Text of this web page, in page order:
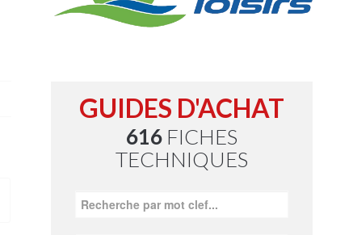
GUIDES D'ACHAT
616FICHES
TECHNIQUES